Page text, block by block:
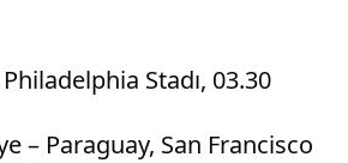
Stadı, 03.30
– Paraguay, San Francisco